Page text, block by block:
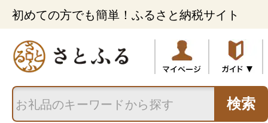
初めての方でも簡単！ふるさと納税サイト
検索